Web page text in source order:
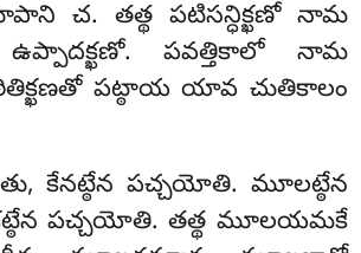
చ. తత్థ పటిసన్ధిక్ఖణో నామ
ఉప్పాదక్ఖణో. పవత్తికాలో నామ
ఠితిక్ఖణతో పట్ఠాయ యావ చుతికాలం
కేనట్ఠేన పచ్చయోతి. మూలట్ఠేన
పచ్చయోతి. తత్థ మూలయమకే